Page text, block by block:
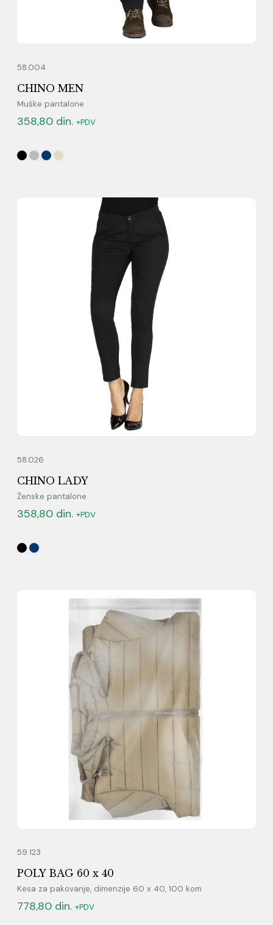
58.004
CHINO MEN
Muške pantalone
358,80 din. +PDV
58.026
CHINO LADY
Ženske pantalone
358,80 din. +PDV
59.123
POLY BAG 60 x 40
Kesa za pakovanje, dimenzije 60 x 40, 100 kom
778,80 din. +PDV